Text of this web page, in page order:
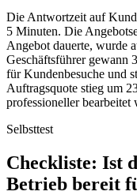
Die Antwortzeit auf
5 Minuten. Die
Angebot dauerte, wurde
Geschäftsführer gewann
für Kundenbesuche und
Auftragsquote stieg um
professioneller bearbeitet
Selbsttest
Checkliste: Ist
Betrieb bereit